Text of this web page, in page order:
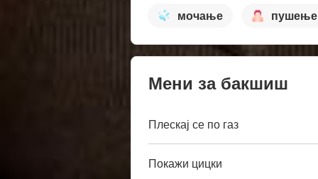
мочање пушење
Мени за бакшиш
Плескај се по газ
Покажи цицки